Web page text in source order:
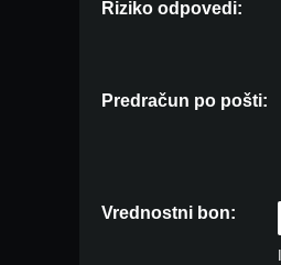
Riziko odpovedi:
Predračun po pošti:
Vrednostni bon: